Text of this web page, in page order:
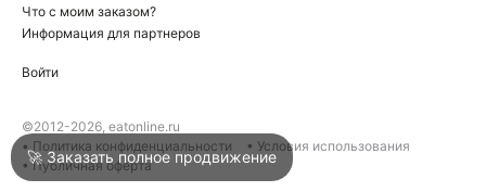
Написать в техподдержку
Что с моим заказом?
Информация для партнеров
Войти
©2012-2026, eatonline.ru
• Политика конфиденциальности
• Условия использования
• Публичная оферта
🚀 Заказать полное продвижение